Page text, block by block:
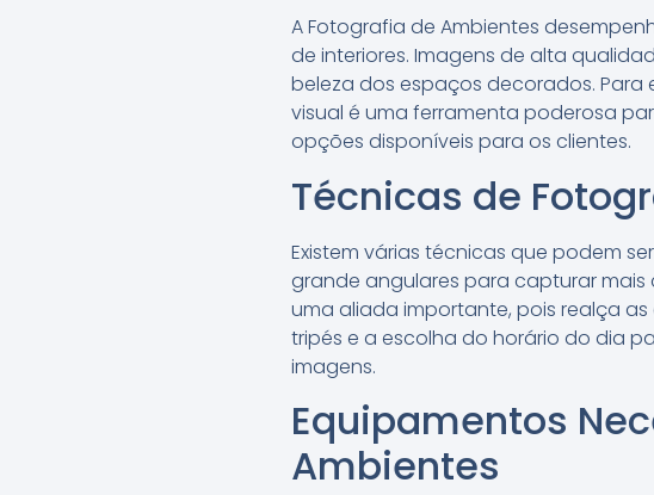
A Fotografia de Ambientes
de interiores. Imagens de alta
beleza dos espaços decorados. Para
visual é uma ferramenta poderosa
opções disponíveis para os clientes.
Técnicas de
Existem várias técnicas que podem
grande angulares para capturar mais
uma aliada importante, pois realça
tripés e a escolha do horário do dia
imagens.
Equipamentos
Ambientes